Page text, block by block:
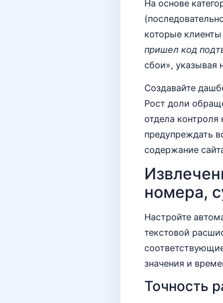
На основе
которые
пришел код
сбои», указывая
Создавайте
Рост доли
отдела контроля
предупреждать
содержание
номера,
Настройте
текстовой
значения и
Точность